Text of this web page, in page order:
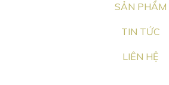
SẢN PHẨM
TIN TỨC
LIÊN HỆ